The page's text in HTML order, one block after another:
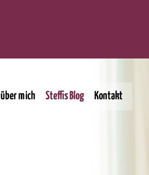
über mich Steffis Blog Kontakt